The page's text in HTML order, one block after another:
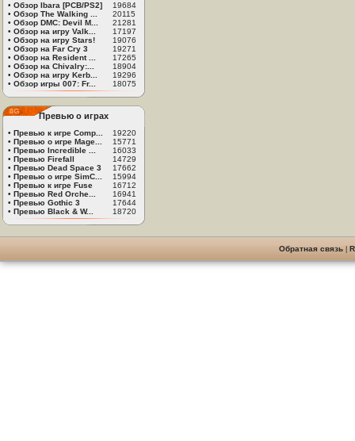
• Обзор Ibara [PCB/PS2]
19684
• Обзор The Walking ...
20115
• Обзор DMC: Devil M...
21281
• Обзор на игру Valk...
17197
• Обзор на игру Stars!
19076
• Обзор на Far Cry 3
19271
• Обзор на Resident ...
17265
• Обзор на Chivalry:...
18904
• Обзор на игру Kerb...
19296
• Обзор игры 007: Fr... 18075
Превью о играх
• Превью к игре Comp...
19220
• Превью о игре Mage...
15771
• Превью Incredible ...
16033
• Превью Firefall
14729
• Превью Dead Space 3
17662
• Превью о игре SimC...
15994
• Превью к игре Fuse
16712
• Превью Red Orche...
16941
• Превью Gothic 3
17644
• Превью Black & W... 18720
Обратная связь